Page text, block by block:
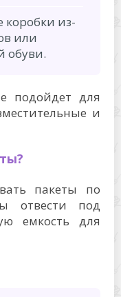
из-
или
обуви.
подойдет для
и
пакеты по
отвести под
емкость для